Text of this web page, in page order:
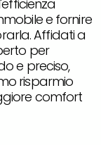
e fornire
Affidati a
per
e preciso,
risparmio
comfort